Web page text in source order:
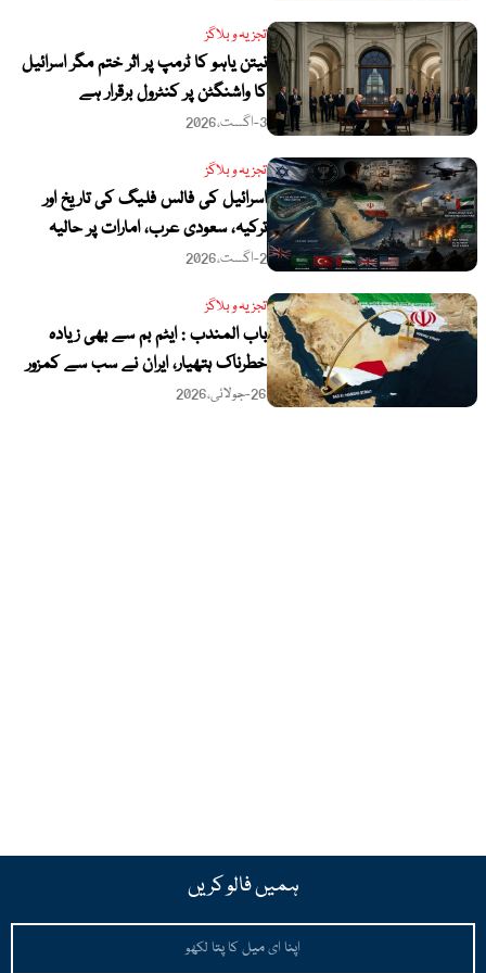
تجزیہ و بلاگز
نیتن یاہو کا ٹرمپ پر اثر ختم مگر اسرائیل
کا واشنگٹن پر کنٹرول برقرار ہے
3-اگست،2026
تجزیہ و بلاگز
اسرائیل کی فالس فلیگ کی تاریخ اور
ترکیہ، سعودی عرب، امارات پر حالیہ
حملوں میں یکسانیت
2-اگست،2026
تجزیہ و بلاگز
باب المندب : ایٹم بم سے بھی زیادہ
خطرناک ہتھیار، ایران نے سب سے کمزور
رگ پر ہاتھ رکھ دیا
26-جولائی،2026
ہمیں فالو کریں
Email